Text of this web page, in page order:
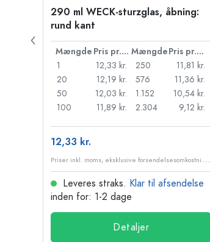
290 ml WECK-sturzglas, åbning:
rund kant
Mængde Pris pr. stk. Mængde
Pris pr. stk.
1
12,33 kr.
20
12,19 kr.
50
12,03 kr.
100
11,89 kr.
250
11,81 kr.
576
11,36 kr.
1.152
10,54 kr.
2.304
9,12 kr.
12,33 kr.
P
riser inkl. moms, eksklusive forsendelsesomkostninger
Leveres straks. Klar til afsendelse
inden for: 1-2 dage
Detaljer